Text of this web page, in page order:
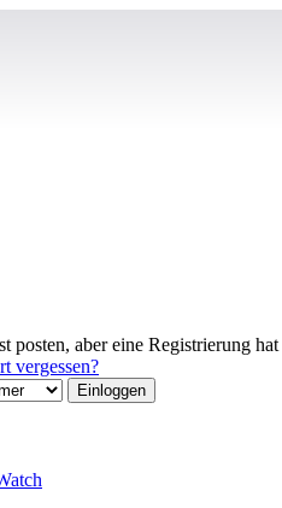
posten, aber eine Registrierung hat
vergessen?